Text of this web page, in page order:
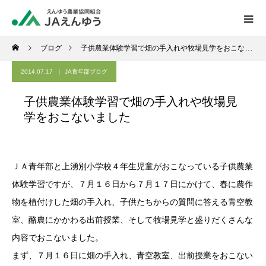
ブログ 子供農業体験学習で畑の手入れや牧場見学をおこないました
2014.07.17 JA青年部ブログ
子供農業体験学習で畑の手入れや牧場見
学をおこないました
ＪＡ青年部と上湧別小学校４年生児童がおこなっている子供農業
体験学習ですが、７月１６日から７月１７日にかけて、春に農作
物を植付けした畑の手入れ、子供たちからの質問に答える青空教
室、酪農にかかわる出前授業、そして牧場見学と盛りだくさんな
内容でおこないました。
まず、７月１６日に畑の手入れ、青空教室、出前授業をおこない